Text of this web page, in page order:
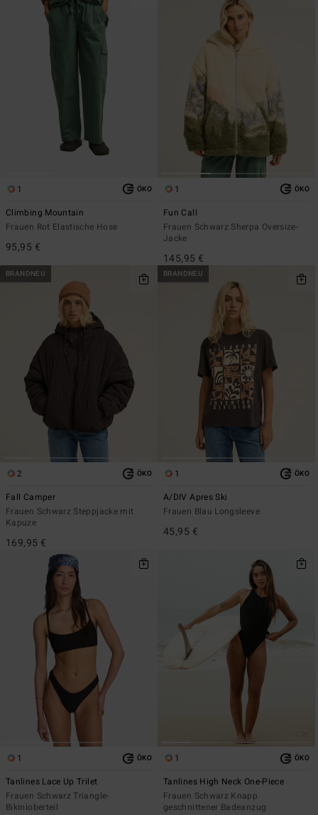
1 ÖKO
Climbing Mountain
Frauen Rot Elastische Hose
95,95 €
1 ÖKO
Fun Call
Frauen Schwarz Sherpa Oversize-
Jacke
145,95 €
BRANDNEU
2 ÖKO
Fall Camper
Frauen Schwarz Steppjacke mit
Kapuze
169,95 €
BRANDNEU
1 ÖKO
A/DIV Apres Ski
Frauen Blau Longsleeve
45,95 €
1 ÖKO
Tanlines Lace Up Trilet
Frauen Schwarz Triangle-
Bikinioberteil
1 ÖKO
Tanlines High Neck One-Piece
Frauen Schwarz Knapp
geschnittener Badeanzug